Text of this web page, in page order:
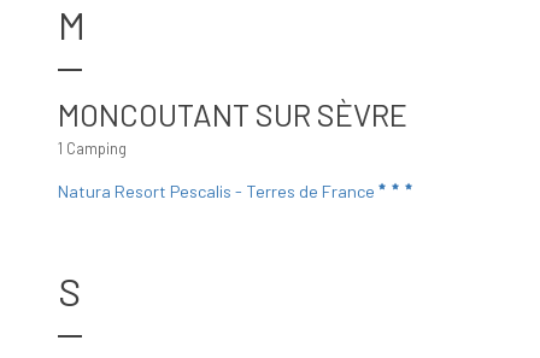
M
MONCOUTANT SUR SÈVRE
1 Camping
Natura Resort Pescalis - Terres de France
S